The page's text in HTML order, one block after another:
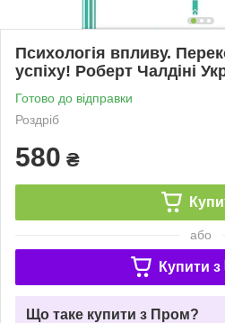
Психологія впливу.
успіху! Роберт Чалдіні
Готово до відправки
Роздріб
580 ₴
або
Купити з
Що таке купити з Пром?